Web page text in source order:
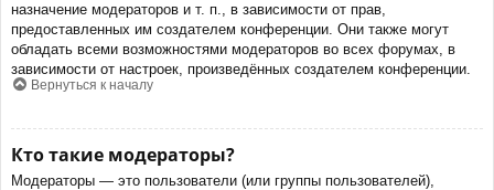
назначение модераторов и т. п., в зависимости от прав,
предоставленных им создателем конференции. Они также могут
обладать всеми возможностями модераторов во всех форумах, в
зависимости от настроек, произведённых создателем конференции.
Вернуться к началу
Кто такие модераторы?
Модераторы — это пользователи (или группы пользователей),